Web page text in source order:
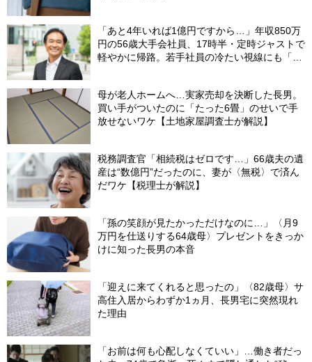
「あと4年いれば1億円ですから…」年収850万
円の56歳大手会社員、17時半・定時ジャストで
軽やかに帰路。若手社員の冷たい視線にも「だ
母が老人ホームへ…実家売却を決断した長男。
買い手がついたのに「たった6畳」のせいで手
放せないワケ【土地家屋調査士が解説】
税務調査官「相続税はゼロです…」66歳夫の遺
産は“数億円”だったのに、妻が〈無税〉で済ん
だワケ【税理士が解説】
「孫の笑顔が見たかっただけなのに…」〈月9
万円を仕送りする64歳母〉プレゼントをきっか
けに知った長男の本音
「迎えに来てくれると思ったの」〈82歳母〉サ
高住入居からわずか1ヵ月、長男宅に突然現れ
た理由
「お前は何も心配しなくていい」…働き者だっ